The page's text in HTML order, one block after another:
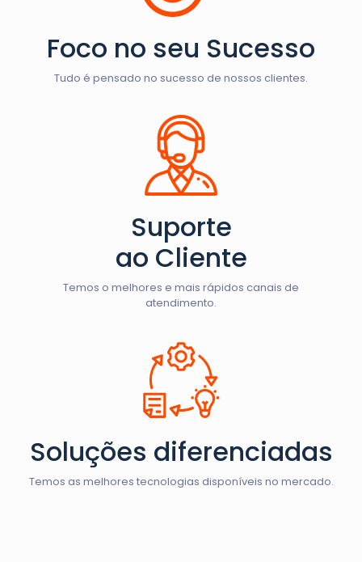
Foco no seu Sucesso
Tudo é pensado no sucesso de nossos clientes.
Suporte
ao Cliente
Temos o melhores e mais rápidos canais de
atendimento.
Soluções diferenciadas
Temos as melhores tecnologias disponíveis no mercado.